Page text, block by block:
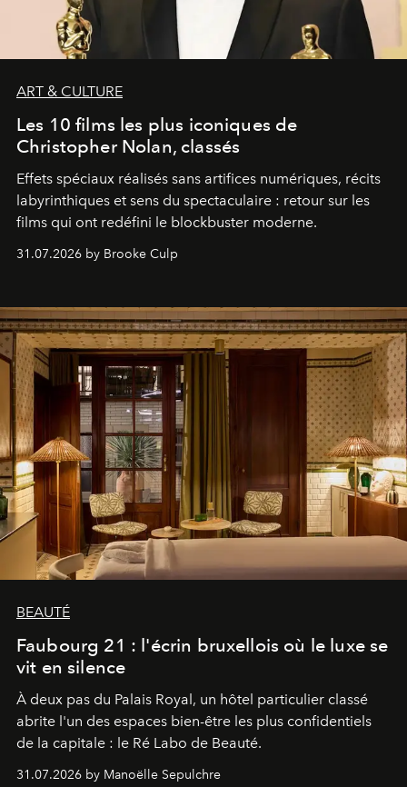
ART & CULTURE
Les 10 films les plus iconiques de
Christopher Nolan, classés
Effets spéciaux réalisés sans artifices numériques, récits
labyrinthiques et sens du spectaculaire : retour sur les
films qui ont redéfini le blockbuster moderne.
31.07.2026 by Brooke Culp
BEAUTÉ
Faubourg 21 : l'écrin bruxellois où le luxe se
vit en silence
À deux pas du Palais Royal, un hôtel particulier classé
abrite l'un des espaces bien-être les plus confidentiels
de la capitale : le Ré Labo de Beauté.
31.07.2026 by Manoëlle Sepulchre